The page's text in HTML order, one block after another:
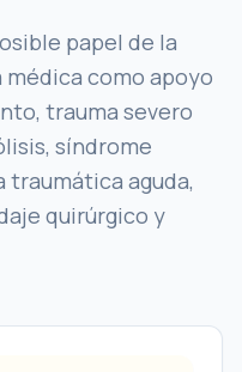
papel de la
como apoyo
trauma severo
síndrome
aguda,
quirúrgico y